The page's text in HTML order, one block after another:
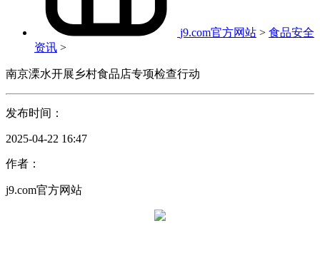
j9.com官方网站 > 食品安全
资讯 >
南京溧水开展乡村食品店专项检查行动
发布时间：
2025-04-22 16:47
作者：
j9.com官方网站